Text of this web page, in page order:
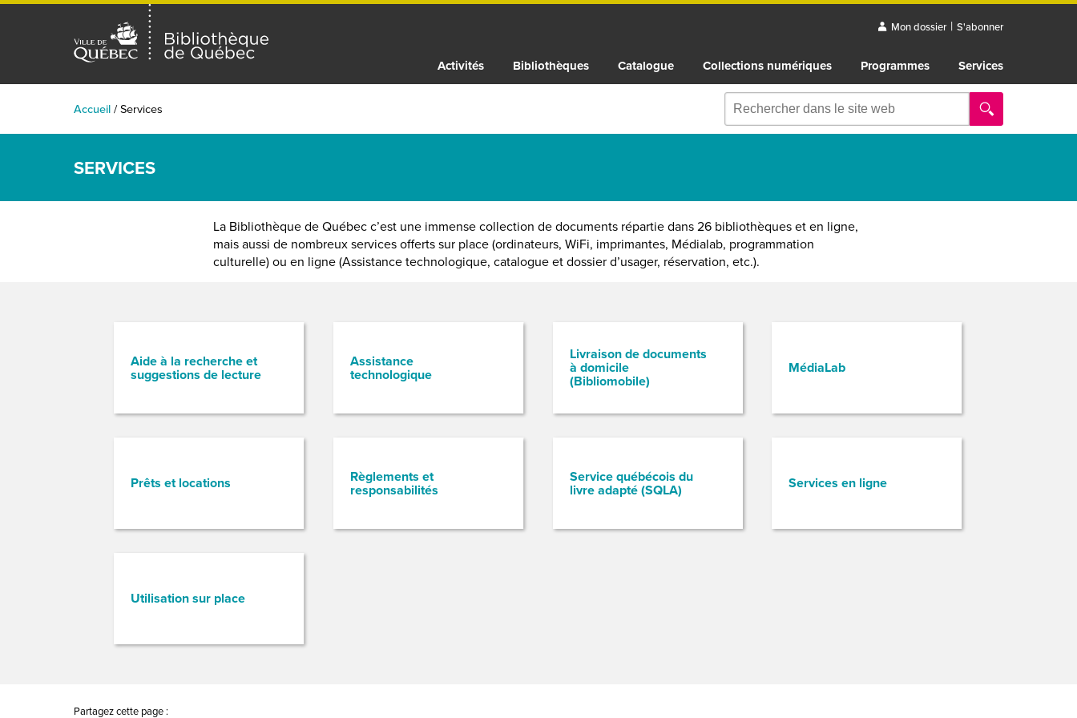
Mon dossier | S'abonner
Activités Bibliothèques Catalogue Collections numériques Programmes Services
Accueil/Services
SERVICES
La Bibliothèque de Québec c’est une immense collection de documents répartie dans 26 bibliothèques et en ligne,
mais aussi de nombreux services offerts sur place (ordinateurs, WiFi, imprimantes, Médialab, programmation
culturelle) ou en ligne (Assistance technologique, catalogue et dossier d’usager, réservation, etc.).
Aide à la recherche et
suggestions de lecture
Assistance
technologique
Livraison de documents
à domicile
(Bibliomobile)
MédiaLab
Prêts et locations Règlements et
responsabilités
Service québécois du
livre adapté (SQLA) Services en ligne
Utilisation sur place
Partagez cette page :